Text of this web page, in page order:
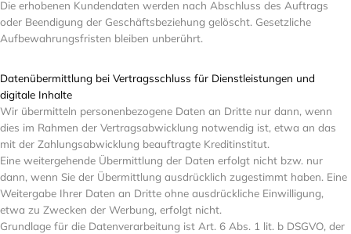
Die erhobenen Kundendaten werden nach Abschluss des Auftrags
oder Beendigung der Geschäftsbeziehung gelöscht. Gesetzliche
Aufbewahrungsfristen bleiben unberührt.
Datenübermittlung bei Vertragsschluss für Dienstleistungen und
digitale Inhalte
Wir übermitteln personenbezogene Daten an Dritte nur dann, wenn
dies im Rahmen der Vertragsabwicklung notwendig ist, etwa an das
mit der Zahlungsabwicklung beauftragte Kreditinstitut.
Eine weitergehende Übermittlung der Daten erfolgt nicht bzw. nur
dann, wenn Sie der Übermittlung ausdrücklich zugestimmt haben. Eine
Weitergabe Ihrer Daten an Dritte ohne ausdrückliche Einwilligung,
etwa zu Zwecken der Werbung, erfolgt nicht.
Grundlage für die Datenverarbeitung ist Art. 6 Abs. 1 lit. b DSGVO, der